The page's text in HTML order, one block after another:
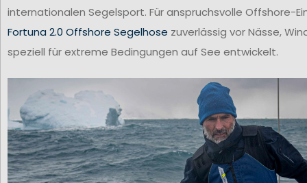
internationalen Segelsport. Für anspruchsvolle Offshore-
Fortuna 2.0 Offshore Segelhose zuverlässig vor Nässe,
speziell für extreme Bedingungen auf See entwickelt.